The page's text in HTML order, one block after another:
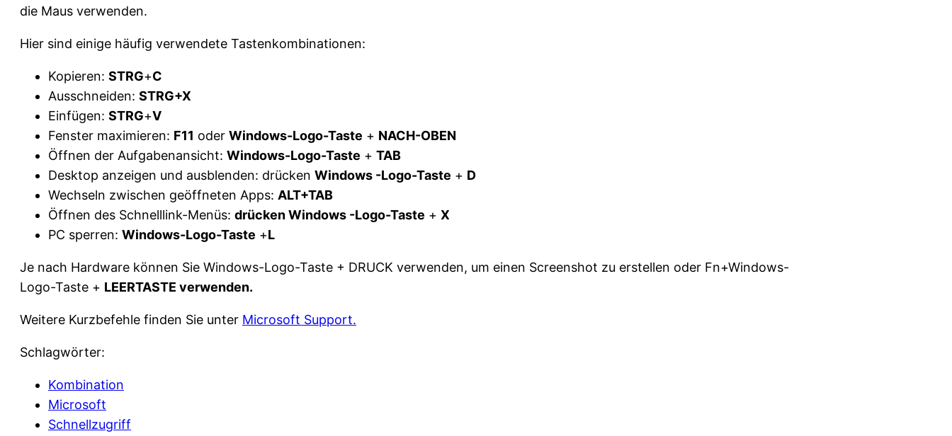
die Maus verwenden.
Hier sind einige häufig verwendete Tastenkombinationen:
Kopieren: STRG+C
Ausschneiden: STRG+X
Einfügen: STRG+V
Fenster maximieren: F11 oder Windows-Logo-Taste + NACH-OBEN
Öffnen der Aufgabenansicht: Windows-Logo-Taste + TAB
Desktop anzeigen und ausblenden: drücken Windows -Logo-Taste + D
Wechseln zwischen geöffneten Apps: ALT+TAB
Öffnen des Schnelllink-Menüs: drücken Windows -Logo-Taste + X
PC sperren: Windows-Logo-Taste +L
Je nach Hardware können Sie Windows-Logo-Taste + DRUCK verwenden, um einen Screenshot zu erstellen oder Fn+Windows-
Logo-Taste + LEERTASTE verwenden.
Weitere Kurzbefehle finden Sie unter Microsoft Support.
Schlagwörter:
Kombination
Microsoft
Schnellzugriff